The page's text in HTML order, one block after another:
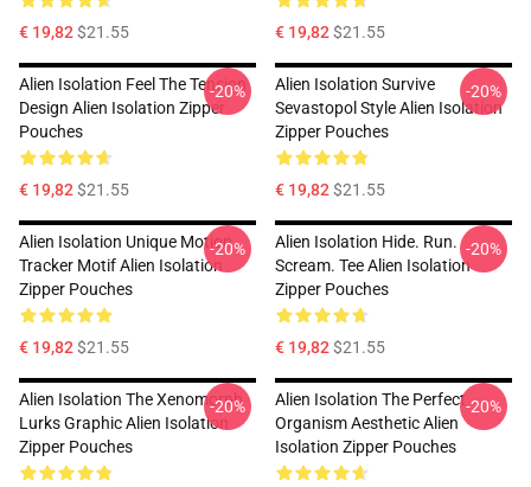
€ 19,82$21.55 € 19,82$21.55
Alien Isolation Feel The Tension
Design Alien Isolation Zipper
Pouches
€ 19,82$21.55
-20%
Alien Isolation Survive
Sevastopol Style Alien Isolation
Zipper Pouches
€ 19,82$21.55
-20%
Alien Isolation Unique Motion
Tracker Motif Alien Isolation
Zipper Pouches
€ 19,82$21.55
-20%
Alien Isolation Hide. Run.
Scream. Tee Alien Isolation
Zipper Pouches
€ 19,82$21.55
-20%
Alien Isolation The Xenomorph
Lurks Graphic Alien Isolation
Zipper Pouches
-20%
Alien Isolation The Perfect
Organism Aesthetic Alien
Isolation Zipper Pouches
-20%